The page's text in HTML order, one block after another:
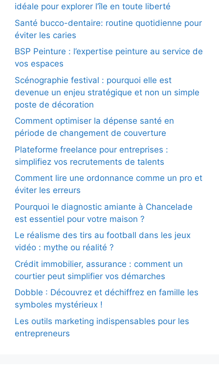
idéale pour explorer l’île en toute liberté
Santé bucco-dentaire: routine quotidienne pour
éviter les caries
BSP Peinture : l’expertise peinture au service de
vos espaces
Scénographie festival : pourquoi elle est
devenue un enjeu stratégique et non un simple
poste de décoration
Comment optimiser la dépense santé en
période de changement de couverture
Plateforme freelance pour entreprises :
simplifiez vos recrutements de talents
Comment lire une ordonnance comme un pro et
éviter les erreurs
Pourquoi le diagnostic amiante à Chancelade
est essentiel pour votre maison ?
Le réalisme des tirs au football dans les jeux
vidéo : mythe ou réalité ?
Crédit immobilier, assurance : comment un
courtier peut simplifier vos démarches
Dobble : Découvrez et déchiffrez en famille les
symboles mystérieux !
Les outils marketing indispensables pour les
entrepreneurs